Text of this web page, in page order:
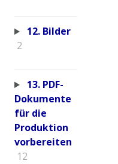
12. Bilder
2
13. PDF-
Dokumente
für die
Produktion
vorbereiten
12